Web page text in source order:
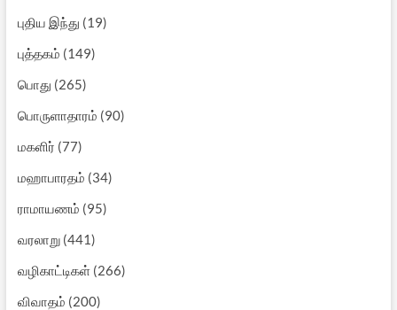
புதிய இந்து (19)
புத்தகம் (149)
பொது (265)
பொருளாதாரம் (90)
மகளிர் (77)
மஹாபாரதம் (34)
ராமாயணம் (95)
வரலாறு(441)
வழிகாட்டிகள்(266)
விவாதம் (200)